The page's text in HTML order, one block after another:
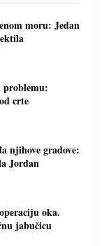
moru: Jedan
problemu:
crte
njihove gradove:
Jordan
oka.
jabučicu